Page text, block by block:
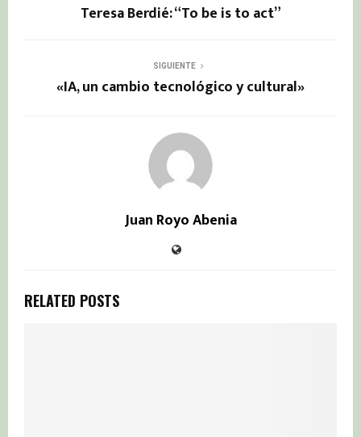
Teresa Berdié: “To be is to act”
SIGUIENTE
«IA, un cambio tecnológico y cultural»
Juan Royo Abenia
RELATED POSTS